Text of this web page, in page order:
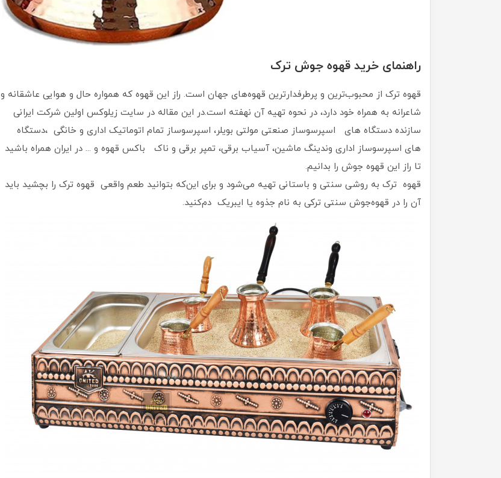
راهنمای خرید قهوه جوش ترک
قهوه ترک از محبوب‌ترین و پرطرفدارترین قهوه‌های جهان است. راز این قهوه که همواره حال و هوایی عاشقانه و
شاعرانه به همراه خود دارد، در نحوه تهیه آن نهفته است.در این مقاله در سایت زیلوکس اولین شرکت ایرانی
سازنده دستگاه های اسپرسوساز صنعتی مولتی بویلر، اسپرسوساز تمام اتوماتیک اداری و خانگی ،دستگاه
های اسپرسوساز اداری وندینگ ماشین، آسیاب برقی، تمپر برقی و ناک باکس قهوه و ... در ایران همراه باشید
تا راز این قهوه جوش را بدانیم.
قهوه ترک به روشی سنتی و باستانی تهیه می‌شود و برای این‌که بتوانید طعم واقعی قهوه ترک را بچشید باید
آن را در قهوه‌جوش سنتی ترکی به نام جذوه یا ایبریک دم‌کنید.